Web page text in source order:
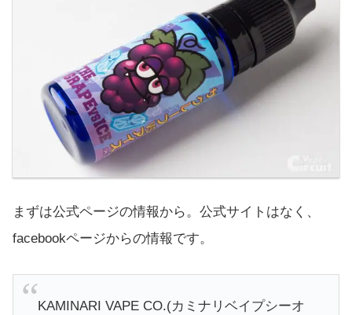
まずは公式ページの情報から。公式サイトはなく、
facebookページからの情報です。
KAMINARI VAPE CO.(カミナリベイプシーオ